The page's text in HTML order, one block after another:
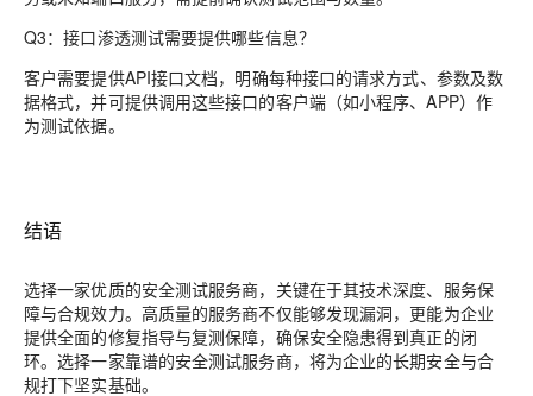
Q3：接口渗透测试需要提供哪些信息？
客户需要提供API接口文档，明确每种接口的请求方式、参数及数
据格式，并可提供调用这些接口的客户端（如小程序、APP）作
为测试依据。
结语
选择一家优质的安全测试服务商，关键在于其技术深度、服务保
障与合规效力。高质量的服务商不仅能够发现漏洞，更能为企业
提供全面的修复指导与复测保障，确保安全隐患得到真正的闭
环。选择一家靠谱的安全测试服务商，将为企业的长期安全与合
规打下坚实基础。